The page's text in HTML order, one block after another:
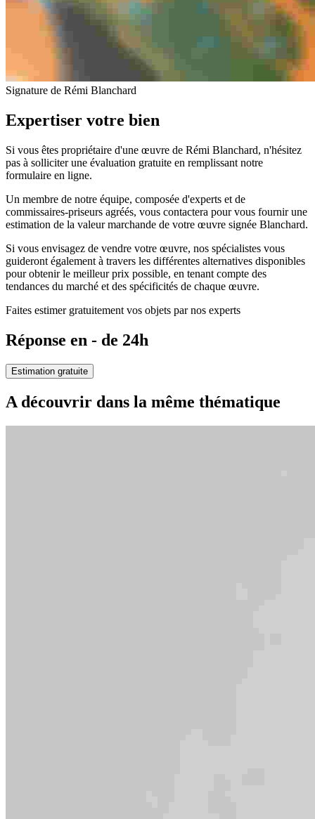
Signature de Rémi Blanchard
Expertiser votre bien
Si vous êtes propriétaire d'une œuvre de Rémi Blanchard, n'hésitez
pas à solliciter une évaluation gratuite en remplissant notre
formulaire en ligne.
Un membre de notre équipe, composée d'experts et de
commissaires-priseurs agréés, vous contactera pour vous fournir une
estimation de la valeur marchande de votre œuvre signée Blanchard.
Si vous envisagez de vendre votre œuvre, nos spécialistes vous
guideront également à travers les différentes alternatives disponibles
pour obtenir le meilleur prix possible, en tenant compte des
tendances du marché et des spécificités de chaque œuvre.
Faites estimer gratuitement vos objets par nos experts
Réponse en - de 24h
Estimation gratuite
A découvrir dans la même thématique